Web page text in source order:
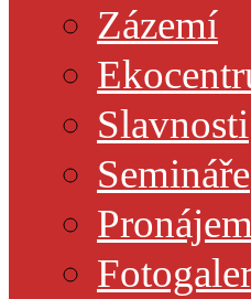
Zázemí
Slavnosti
Semináře